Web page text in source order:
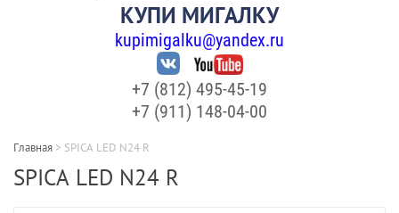
КУПИ МИГАЛКУ
kupimigalku@yandex.ru
+7 (812) 495-45-19
+7 (911) 148-04-00
Главная > SPICA LED N24 R
SPICA LED N24 R